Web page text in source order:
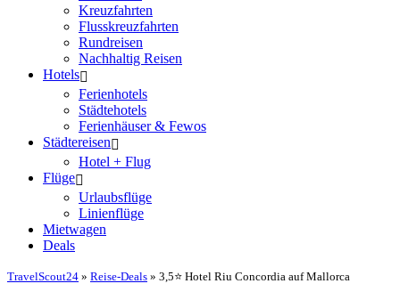
Kreuzfahrten
Flusskreuzfahrten
Rundreisen
Nachhaltig Reisen
Hotels
Ferienhotels
Städtehotels
Ferienhäuser & Fewos
Städtereisen
Hotel + Flug
Flüge
Urlaubsflüge
Linienflüge
Mietwagen
Deals
TravelScout24 » Reise-Deals » 3,5⭐ Hotel Riu Concordia auf Mallorca